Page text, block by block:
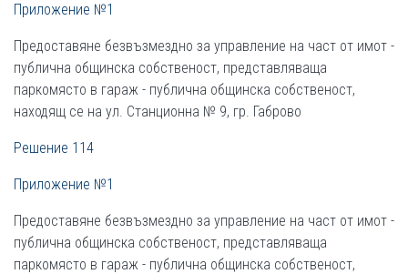
Приложение №1
Предоставяне безвъзмездно за управление на част от имот -
публична общинска собственост, представляваща
паркомясто в гараж - публична общинска собственост,
находящ се на ул. Станционна № 9, гр. Габрово
Решение 114
Приложение №1
Предоставяне безвъзмездно за управление на част от имот -
публична общинска собственост, представляваща
паркомясто в гараж - публична общинска собственост,